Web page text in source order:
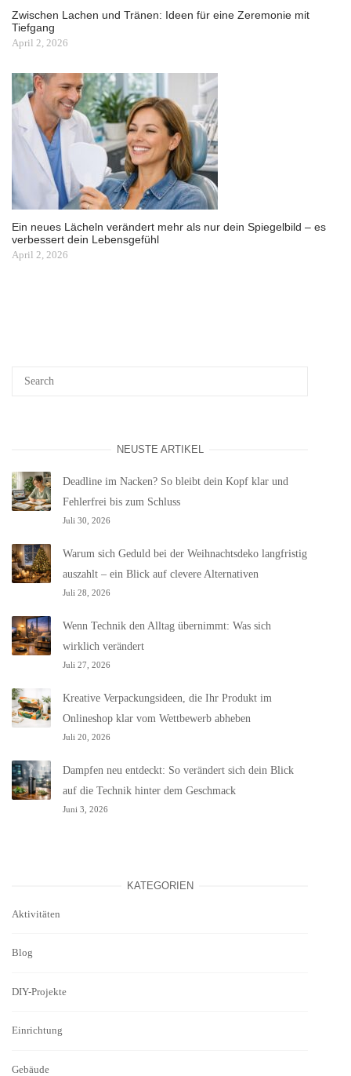
Zwischen Lachen und Tränen: Ideen für eine Zeremonie mit
Tiefgang
April 2, 2026
Ein neues Lächeln verändert mehr als nur dein Spiegelbild – es
verbessert dein Lebensgefühl
April 2, 2026
NEUSTE ARTIKEL
Deadline im Nacken? So bleibt dein Kopf klar und
Fehlerfrei bis zum Schluss
Juli 30, 2026
Warum sich Geduld bei der Weihnachtsdeko langfristig
auszahlt – ein Blick auf clevere Alternativen
Juli 28, 2026
Wenn Technik den Alltag übernimmt: Was sich
wirklich verändert
Juli 27, 2026
Kreative Verpackungsideen, die Ihr Produkt im
Onlineshop klar vom Wettbewerb abheben
Juli 20, 2026
Dampfen neu entdeckt: So verändert sich dein Blick
auf die Technik hinter dem Geschmack
Juni 3, 2026
KATEGORIEN
Aktivitäten
Blog
DIY-Projekte
Einrichtung
Gebäude